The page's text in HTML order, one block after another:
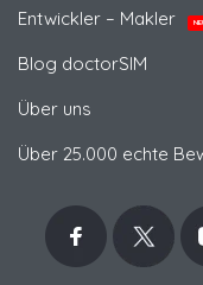
Entwickler – Makler
Blog doctorSIM
Über uns
Über 25.000 echte